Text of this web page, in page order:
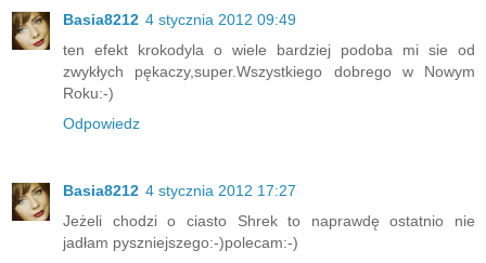
Basia8212 4 stycznia 2012 09:49
ten efekt krokodyla o wiele bardziej podoba mi sie od
zwykłych pękaczy,super.Wszystkiego dobrego w Nowym
Roku:-)
Odpowiedz
Basia8212 4 stycznia 2012 17:27
Jeżeli chodzi o ciasto Shrek to naprawdę ostatnio nie
jadłam pyszniejszego:-)polecam:-)